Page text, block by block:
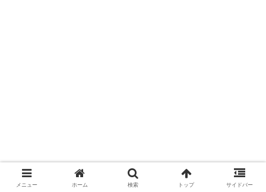
メニュー ホーム 検索 トップ サイドバー